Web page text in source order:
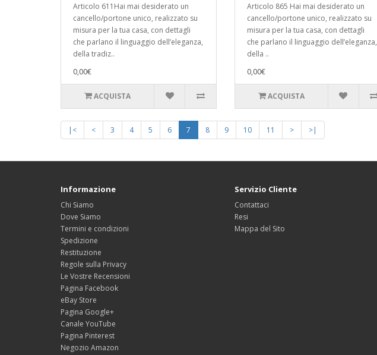
Articolo 611Hai mai desiderato un
cancello/portone unico, realizzato su
misura per la tua casa, con dettagli
che parlano il linguaggio dell’eleganza,
della tradiz..
0,00€
ACQUISTA
Articolo 865 Hai mai desiderato un
cancello/portone unico, realizzato su
misura per la tua casa, con dettagli
che parlano il linguaggio dell’eleganza,
della ..
0,00€
ACQUISTA
|< < 3 4 5 6 7 8 9 10 11 > >|
Informazione
Chi Siamo
Dove Siamo
Termini e condizioni
Spedizione
Restituzione
Regole sulla Privacy
Le Vostre Recensioni
Pagina Facebook
eBay Store
Pagina Google+
Canale YouTube
Pagina Pinterest
Negozio Amazon
Servizio Cliente
Contattaci
Resi
Mappa del Sito